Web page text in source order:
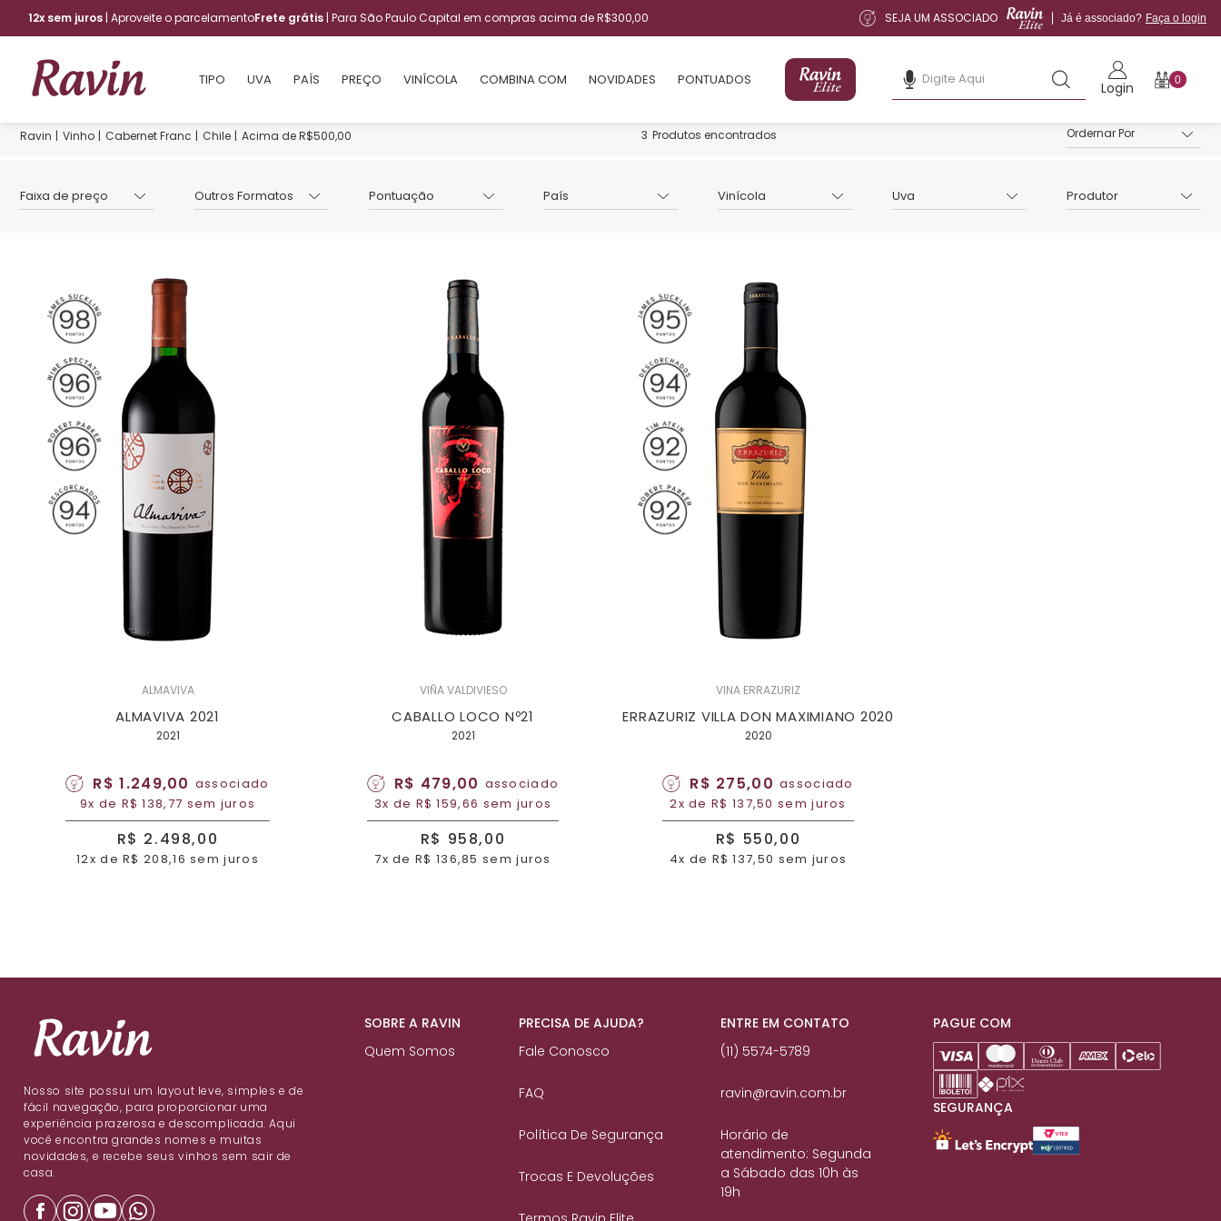
12x sem juros | Aproveite o parcelamentoFrete grátis | Para São Paulo Capital em compras acima de R$300,00 SEJA UM ASSOCIADO Já é associado? Faça o login
TIPO UVA PAÍS PREÇO VINÍCOLA COMBINA COM NOVIDADES PONTUADOS Login 0
Vinho Cabernet Franc Chile Acima de R$500,00 3 Produtos encontrados
Faixa de preço Outros Formatos Pontuação País Vinícola Uva Produtor
ALMAVIVA
ALMAVIVA 2021
2021
R$ 1.249,00 associado
9x de R$ 138,77 sem juros
R$ 2.498,00
12x de R$ 208,16 sem juros
VIÑA VALDIVIESO
CABALLO LOCO Nº21
2021
R$ 479,00 associado
3x de R$ 159,66 sem juros
R$ 958,00
7x de R$ 136,85 sem juros
VINA ERRAZURIZ
ERRAZURIZ VILLA DON MAXIMIANO 2020
2020
R$ 275,00 associado
2x de R$ 137,50 sem juros
R$ 550,00
4x de R$ 137,50 sem juros
Nosso site possui um layout leve, simples e de
fácil navegação, para proporcionar uma
experiência prazerosa e descomplicada. Aqui
você encontra grandes nomes e muitas
novidades, e recebe seus vinhos sem sair de
casa.
SOBRE A RAVIN
Quem Somos
PRECISA DE AJUDA?
Fale Conosco
FAQ
Política De Segurança
Trocas E Devoluções
ENTRE EM CONTATO
(11) 5574-5789
ravin@ravin.com.br
Horário de
atendimento: Segunda
a Sábado das 10h às
19h
PAGUE COM
SEGURANÇA